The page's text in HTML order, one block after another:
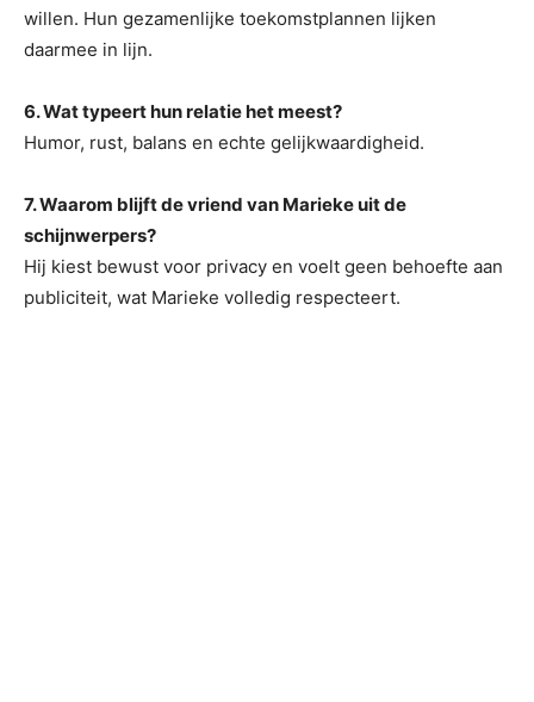
willen. Hun gezamenlijke toekomstplannen lijken
daarmee in lijn.
6. Wat typeert hun relatie het meest?
Humor, rust, balans en echte gelijkwaardigheid.
7. Waarom blijft de vriend van Marieke uit de
schijnwerpers?
Hij kiest bewust voor privacy en voelt geen behoefte aan
publiciteit, wat Marieke volledig respecteert.